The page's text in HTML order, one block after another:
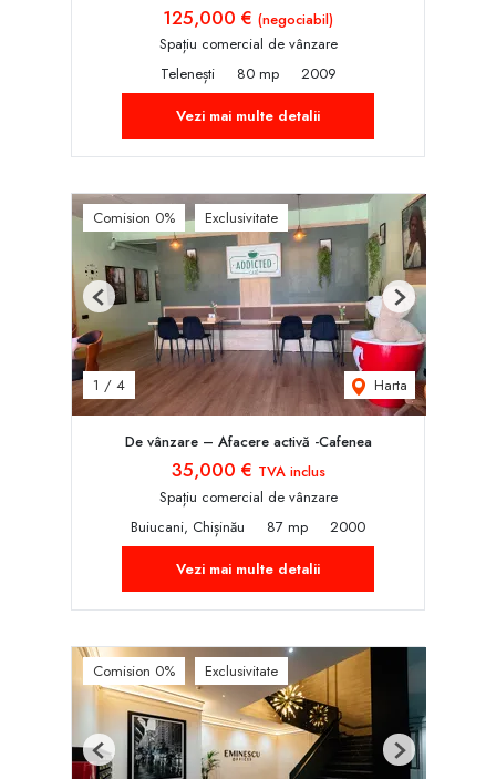
125,000 € (negociabil)
Spațiu comercial de vânzare
Telenești
80 mp
2009
Vezi mai multe detalii
Comision 0% Exclusivitate
1 / 4 Harta
Previous Next
De vânzare – Afacere activă -Cafenea
35,000 € TVA inclus
Spațiu comercial de vânzare
Buiucani, Chișinău
87 mp
2000
Vezi mai multe detalii
Comision 0% Exclusivitate
Previous Next